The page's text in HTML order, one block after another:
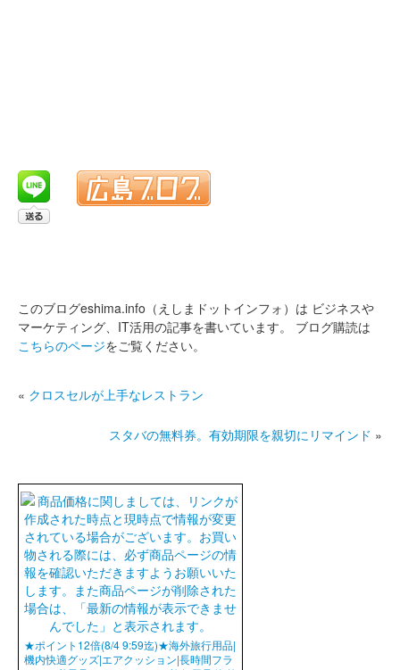
このブログeshima.info（えしまドットインフォ）は ビジネスや
マーケティング、IT活用の記事を書いています。
ブログ購読は
こちらのページをご覧ください。
« クロスセルが上手なレストラン
スタバの無料券。有効期限を親切にリマインド »
★ポイント12倍(8/4 9:59迄)★海外旅行用品|
機内快適グッズ|エアクッション|長時間フラ